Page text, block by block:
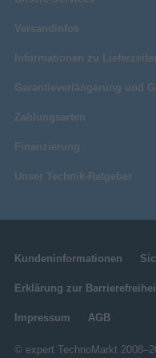
Versandinfos
Informationen zu
Garantieverlängerung und
Zahlungsarten
Finanzierung
Unser Technik-Ratgeber
Kundeninformationen
Erklärung zur
Impressum AGB
© expert TechnoMarkt